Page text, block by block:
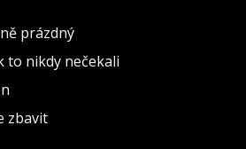
prázdný
to nikdy nečekali
zbavit